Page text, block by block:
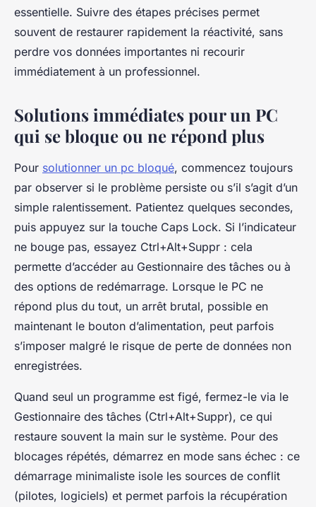
essentielle. Suivre des étapes précises permet
souvent de restaurer rapidement la réactivité, sans
perdre vos données importantes ni recourir
immédiatement à un professionnel.
Solutions immédiates pour un PC
qui se bloque ou ne répond plus
Pour solutionner un pc bloqué, commencez toujours
par observer si le problème persiste ou s’il s’agit d’un
simple ralentissement. Patientez quelques secondes,
puis appuyez sur la touche Caps Lock. Si l’indicateur
ne bouge pas, essayez Ctrl+Alt+Suppr : cela
permette d’accéder au Gestionnaire des tâches ou à
des options de redémarrage. Lorsque le PC ne
répond plus du tout, un arrêt brutal, possible en
maintenant le bouton d’alimentation, peut parfois
s’imposer malgré le risque de perte de données non
enregistrées.
Quand seul un programme est figé, fermez-le via le
Gestionnaire des tâches (Ctrl+Alt+Suppr), ce qui
restaure souvent la main sur le système. Pour des
blocages répétés, démarrez en mode sans échec : ce
démarrage minimaliste isole les sources de conflit
(pilotes, logiciels) et permet parfois la récupération